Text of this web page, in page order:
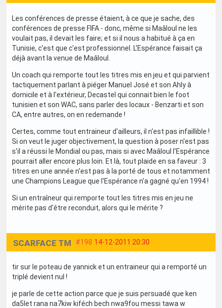
Les conférences de presse étaient, à ce que je sache, des
conférences de presse FIFA - donc, même si Maâloul ne les
voulait pas, il devait les faire; et si il nous a habitué à ça en
Tunisie, c'est que c'est professionnel. L'Espérance faisait ça
déjà avant la venue de Maâloul.
Un coach qui remporte tout les titres mis en jeu et qui parvient
tactiquement parlant à piéger Manuel José et son Ahly à
domicile et à l'extérieur, Decastel qui connait bien le foot
tunisien et son WAC, sans parler des locaux - Benzarti et son
CA, entre autres, on en redemande !
Certes, comme tout entraineur d'ailleurs, il n'est pas infaillible !
Si on veut le juger objectivement, la question à poser n'est pas
s'il a réussi le Mondial ou pas, mais si avec Maâloul l'Espérance
pourrait aller encore plus loin. Et là, tout plaide en sa faveur : 3
titres en une année n'est pas à la porté de tous et notamment
une Champions League que l'Espérance n'a gagné qu'en 1994 !
Si un entraîneur qui remporte tout les titres mis en jeu ne
mérite pas d'être reconduit, alors qui le mérite ?
#198 14-12-2011 20:30
SCARFACE TM
tir sur le poteau de yannick et un entraineur qui a remporté un
triplé devient nul !
je parle de cette action parce que je suis persuadé que ken
da5let rana na7kiw kiféch bech nwa9fou messi tawa w